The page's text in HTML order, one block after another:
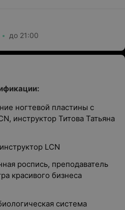
до 21:00
ногтевой пластины с
инструктор Титова Татьяна
LCN
роспись, преподаватель
красивого бизнеса
система